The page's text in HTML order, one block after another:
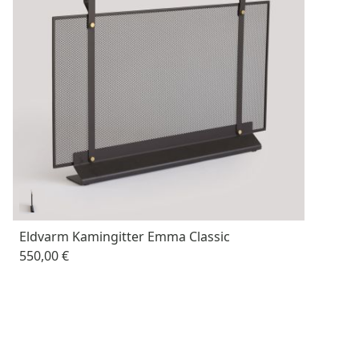
Eldvarm Kamingitter Emma Classic
550,00 €